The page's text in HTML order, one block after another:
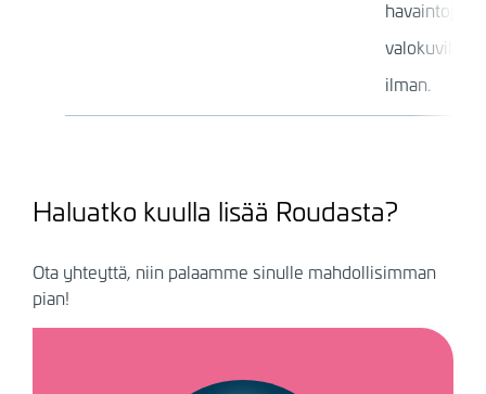
havaintoja
valokuvilla
ilman.
Haluatko kuulla lisää Roudasta?
Ota yhteyttä, niin palaamme sinulle mahdollisimman
pian!